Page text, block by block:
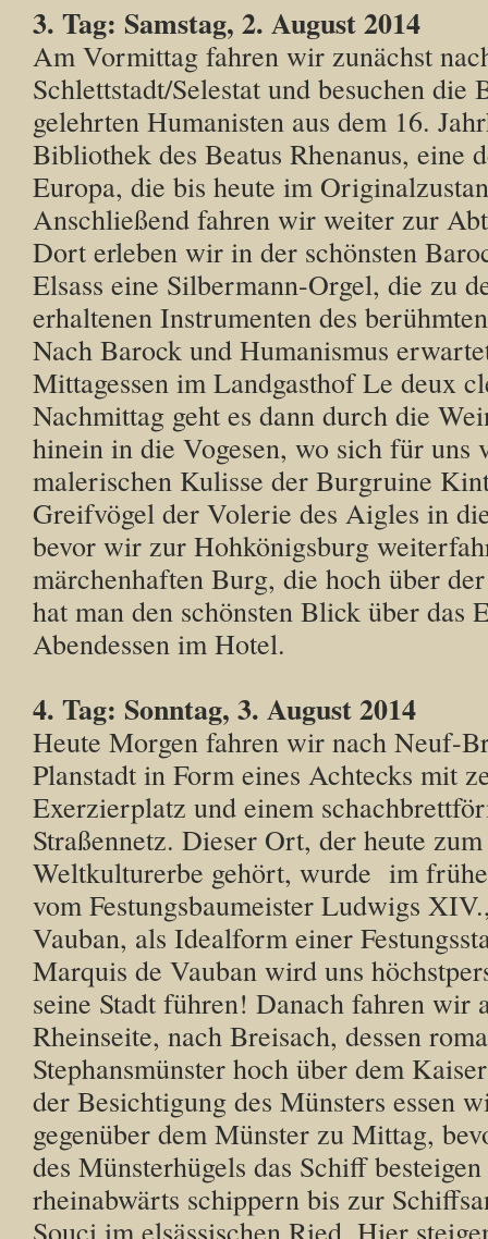
3. Tag: Samstag, 2. August 2014
Am Vormittag fahren wir zunächst
Schlettstadt/Selestat und besuchen die
gelehrten Humanisten aus dem 16.
Bibliothek des Beatus Rhenanus, eine
Europa, die bis heute im
Anschließend fahren wir weiter zur
Dort erleben wir in der schönsten
Elsass eine Silbermann-Orgel, die zu
erhaltenen Instrumenten des
Nach Barock und Humanismus
Mittagessen im Landgasthof Le deux
Nachmittag geht es dann durch die
hinein in die Vogesen, wo sich für uns
malerischen Kulisse der Burgruine
Greifvögel der Volerie des Aigles in
bevor wir zur Hohkönigsburg
märchenhaften Burg, die hoch über
hat man den schönsten Blick über das
Abendessen im Hotel.
4. Tag: Sonntag, 3. August 2014
Heute Morgen fahren wir nach Neuf-
Planstadt in Form eines Achtecks mit
Exerzierplatz und einem
Straßennetz. Dieser Ort, der heute
Weltkulturerbe gehört, wurde im
vom Festungsbaumeister Ludwigs
Vauban, als Idealform einer
Marquis de Vauban wird uns
seine Stadt führen! Danach fahren wir
Rheinseite, nach Breisach, dessen
Stephansmünster hoch über dem
der Besichtigung des Münsters essen
gegenüber dem Münster zu Mittag,
des Münsterhügels das Schiff
rheinabwärts schippern bis zur
Souci im elsässischen Ried. Hier